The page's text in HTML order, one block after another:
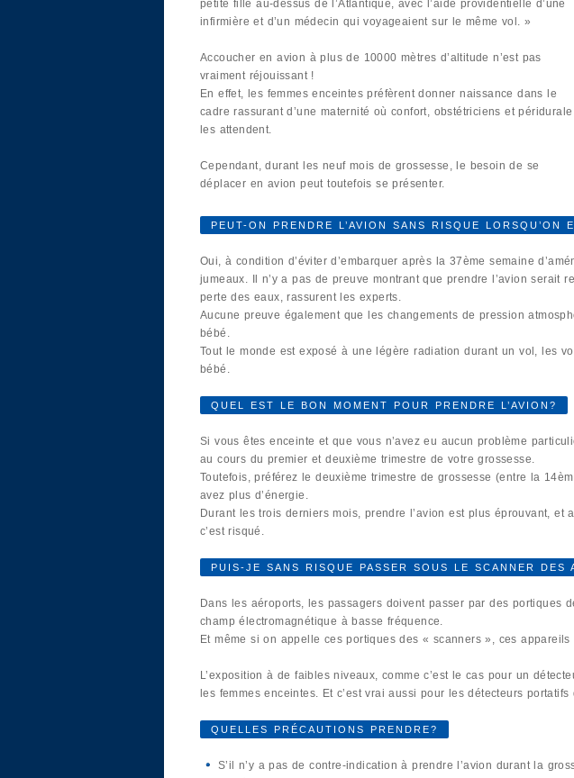
petite fille au-dessus de l’Atlantique, avec l’aide providentielle d’une
infirmière et d’un médecin qui voyageaient sur le même vol. »
Accoucher en avion à plus de 10000 mètres d’altitude n’est pas
vraiment réjouissant !
En effet, les femmes enceintes préfèrent donner naissance dans le
cadre rassurant d’une maternité où confort, obstétriciens et péridurale
les attendent.
Cependant, durant les neuf mois de grossesse, le besoin de se
déplacer en avion peut toutefois se présenter.
PEUT-ON PRENDRE L’AVION SANS RISQUE LORSQU’ON
Oui, à condition d’éviter d’embarquer après la 37ème semaine
jumeaux. Il n’y a pas de preuve montrant que prendre l’avion serait
perte des eaux, rassurent les experts.
Aucune preuve également que les changements de pression
bébé.
Tout le monde est exposé à une légère radiation durant un vol, les
bébé.
QUEL EST LE BON MOMENT POUR PRENDRE L’AVION?
Si vous êtes enceinte et que vous n’avez eu aucun problème
au cours du premier et deuxième trimestre de votre grossesse.
Toutefois, préférez le deuxième trimestre de grossesse (entre la
avez plus d’énergie.
Durant les trois derniers mois, prendre l’avion est plus éprouvant,
c’est risqué.
PUIS-JE SANS RISQUE PASSER SOUS LE SCANNER DES
Dans les aéroports, les passagers doivent passer par des portiques
champ électromagnétique à basse fréquence.
Et même si on appelle ces portiques des « scanners », ces
L’exposition à de faibles niveaux, comme c’est le cas pour un
les femmes enceintes. Et c’est vrai aussi pour les détecteurs
QUELLES PRÉCAUTIONS PRENDRE?
S’il n’y a pas de contre-indication à prendre l’avion durant la